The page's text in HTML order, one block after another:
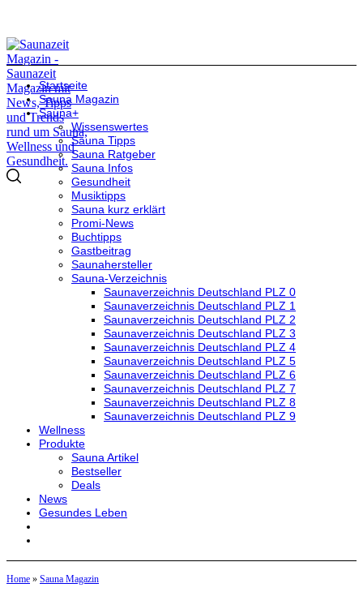
Startseite
Sauna Magazin
Sauna+
Wissenswertes
Sauna Tipps
Sauna Ratgeber
Sauna Infos
Gesundheit
Musiktipps
Sauna kurz erklärt
Promi-News
Buchtipps
Gastbeitrag
Saunahersteller
Sauna-Verzeichnis
Saunaverzeichnis Deutschland PLZ 0
Saunaverzeichnis Deutschland PLZ 1
Saunaverzeichnis Deutschland PLZ 2
Saunaverzeichnis Deutschland PLZ 3
Saunaverzeichnis Deutschland PLZ 4
Saunaverzeichnis Deutschland PLZ 5
Saunaverzeichnis Deutschland PLZ 6
Saunaverzeichnis Deutschland PLZ 7
Saunaverzeichnis Deutschland PLZ 8
Saunaverzeichnis Deutschland PLZ 9
Wellness
Produkte
Sauna Artikel
Bestseller
Deals
News
Gesundes Leben
Home » Sauna Magazin